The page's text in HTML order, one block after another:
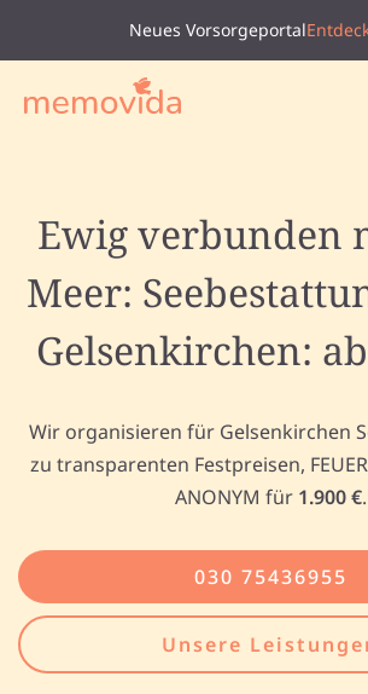
Neues Vorsorgeportal
Ewig verbunden
Meer:
Gelsenkirchen:
Wir organisieren für Gelsenkirchen
zu transparenten Festpreisen,
ANONYM für 1.900 €.
030 75436955
Unsere